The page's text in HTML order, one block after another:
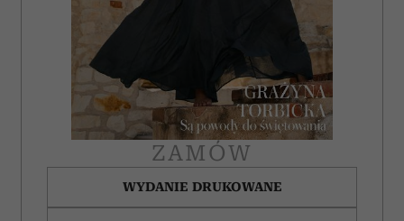
ZAMÓW
WYDANIE DRUKOWANE